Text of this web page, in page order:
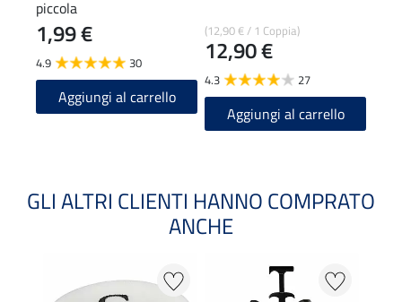
piccola
1,99 €
4.9 30
Aggiungi al carrello
(12,90 € / 1 Coppia)
12,90 €
4.3 27
Aggiungi al carrello
GLI ALTRI CLIENTI HANNO COMPRATO
ANCHE